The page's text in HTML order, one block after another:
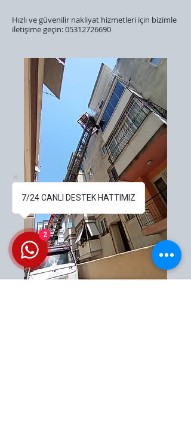
Hızlı ve güvenilir nakliyat hizmetleri için bizimle
iletişime geçin:05312726690
7/24 CANLI DESTEK HATTIMIZ
2